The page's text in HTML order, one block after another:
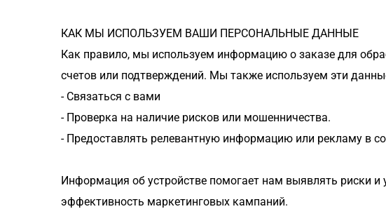
КАК МЫ ИСПОЛЬЗУЕМ ВАШИ ПЕРСОНАЛЬНЫЕ ДАННЫЕ
Как правило, мы используем информацию о заказе для
счетов или подтверждений. Мы также используем эти
- Связаться с вами
- Проверка на наличие рисков или мошенничества.
- Предоставлять релевантную информацию или рекламу в
Информация об устройстве помогает нам выявлять риски
эффективность маркетинговых кампаний.